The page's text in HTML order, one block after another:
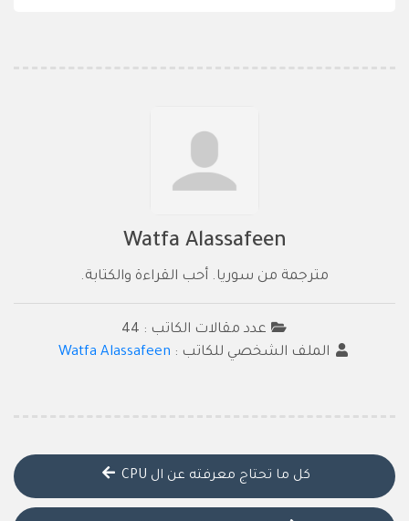
Watfa Alassafeen
مترجمة من سوريا. أحب القراءة والكتابة.
عدد مقالات الكاتب : 44
الملف الشخصي للكاتب : Watfa Alassafeen
كل ما تحتاج معرفته عن ال CPU